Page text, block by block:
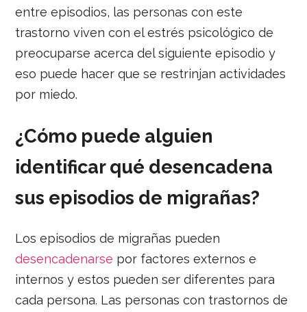
entre episodios, las personas con este
trastorno viven con el estrés psicológico de
preocuparse acerca del siguiente episodio y
eso puede hacer que se restrinjan actividades
por miedo.
¿Cómo puede alguien
identificar qué desencadena
sus episodios de migrañas?
Los episodios de migrañas pueden
desencadenarse por factores externos e
internos y estos pueden ser diferentes para
cada persona. Las personas con trastornos de